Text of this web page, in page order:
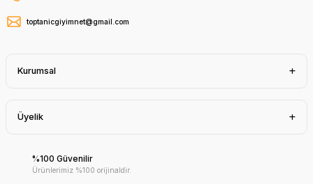
toptanicgiyimnet@gmail.com
Kurumsal
Üyelik
%100 Güvenilir
Ürünlerimiz %100 orijinaldir.